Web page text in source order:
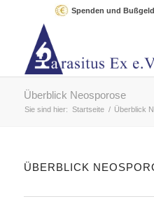
Spenden und Bußgeld
Überblick Neosporose
Sie sind hier: Startseite / Überblick
ÜBERBLICK